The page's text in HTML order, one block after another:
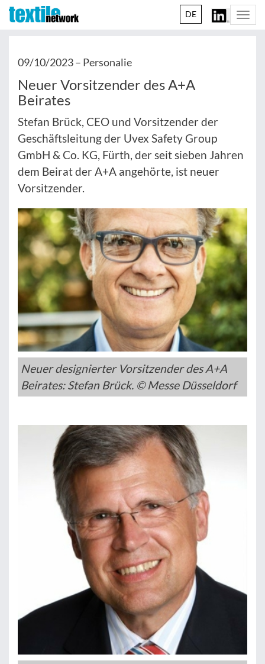
DE
09/10/2023 – Personalie
Neuer Vorsitzender des A+A
Beirates
Stefan Brück, CEO und Vorsitzender der
Geschäftsleitung der Uvex Safety Group
GmbH & Co. KG, Fürth, der seit sieben Jahren
dem Beirat der A+A angehörte, ist neuer
Vorsitzender.
Neuer designierter Vorsitzender des A+A
Beirates: Stefan Brück. © Messe Düsseldorf